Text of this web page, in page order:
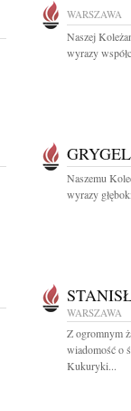
WARSZAWA
Naszej
wyrazy
GRYGEL
Naszemu
wyrazy
WARSZAWA
Z ogromnym
wiadomość o
Kukuryki...